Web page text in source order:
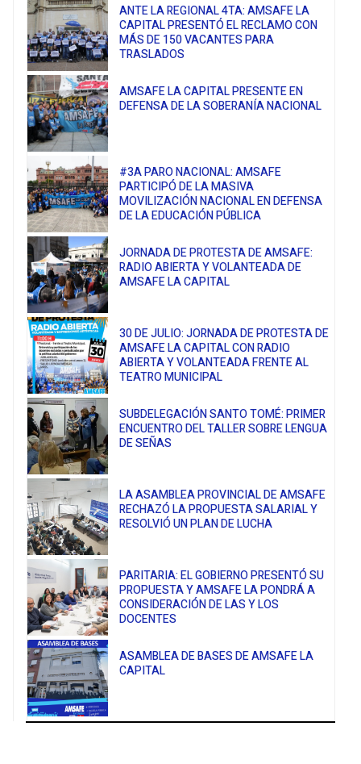
ANTE LA REGIONAL 4TA: AMSAFE LA
CAPITAL PRESENTÓ EL RECLAMO CON
MÁS DE 150 VACANTES PARA
TRASLADOS
AMSAFE LA CAPITAL PRESENTE EN
DEFENSA DE LA SOBERANÍA NACIONAL
#3A PARO NACIONAL: AMSAFE
PARTICIPÓ DE LA MASIVA
MOVILIZACIÓN NACIONAL EN DEFENSA
DE LA EDUCACIÓN PÚBLICA
JORNADA DE PROTESTA DE AMSAFE:
RADIO ABIERTA Y VOLANTEADA DE
AMSAFE LA CAPITAL
30 DE JULIO: JORNADA DE PROTESTA DE
AMSAFE LA CAPITAL CON RADIO
ABIERTA Y VOLANTEADA FRENTE AL
TEATRO MUNICIPAL
SUBDELEGACIÓN SANTO TOMÉ: PRIMER
ENCUENTRO DEL TALLER SOBRE LENGUA
DE SEÑAS
LA ASAMBLEA PROVINCIAL DE AMSAFE
RECHAZÓ LA PROPUESTA SALARIAL Y
RESOLVIÓ UN PLAN DE LUCHA
PARITARIA: EL GOBIERNO PRESENTÓ SU
PROPUESTA Y AMSAFE LA PONDRÁ A
CONSIDERACIÓN DE LAS Y LOS
DOCENTES
ASAMBLEA DE BASES DE AMSAFE LA
CAPITAL